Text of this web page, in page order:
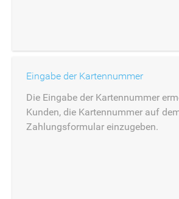
Eingabe der Kartennummer
Die Eingabe der Kartennummer
Kunden, die Kartennummer auf
Zahlungsformular einzugeben.